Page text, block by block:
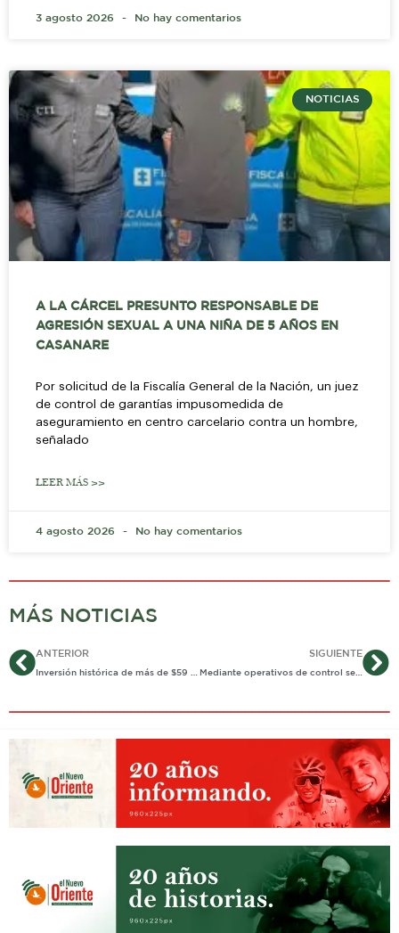
3 agosto 2026 No hay comentarios
NOTICIAS
A LA CÁRCEL PRESUNTO RESPONSABLE DE
AGRESIÓN SEXUAL A UNA NIÑA DE 5 AÑOS EN
CASANARE
Por solicitud de la Fiscalía General de la Nación, un juez
de control de garantías impusomedida de
aseguramiento en centro carcelario contra un hombre,
señalado
LEER MÁS >>
4 agosto 2026 No hay comentarios
MÁS NOTICIAS
AntANTERIOR SIGUIENTE
Mediante operativos de control se frena distribución de mezclas para granizados con licor presuntamente adulterado en Yopal